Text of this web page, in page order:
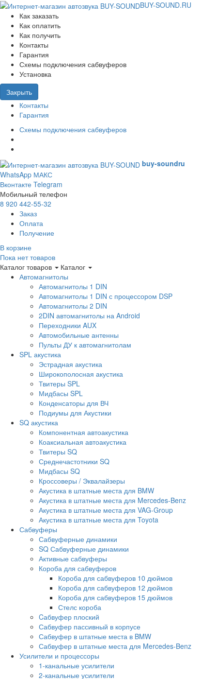
BUY-SOUND.RU
Как заказать
Как оплатить
Как получить
Контакты
Гарантия
Схемы подключения сабвуферов
Установка
Закрыть
Контакты
Гарантия
Схемы подключения сабвуферов
buy-soundru
WhatsApp МАКС
Вконтакте Telegram
Мобильный телефон
8 920 442-55-32
Заказ
Оплата
Получение
В корзине
Пока нет товаров
Каталог товаров
Каталог
Автомагнитолы
Автомагнитолы 1 DIN
Автомагнитолы 1 DIN с процессором DSP
Автомагнитолы 2 DIN
2DIN автомагнитолы на Android
Переходники AUX
Автомобильные антенны
Пульты ДУ к автомагнитолам
SPL акустика
Эстрадная акустика
Широкополосная акустика
Твитеры SPL
Мидбасы SPL
Конденсаторы для ВЧ
Подиумы для Акустики
SQ акустика
Компонентная автоакустика
Коаксиальная автоакустика
Твитеры SQ
Среднечастотники SQ
Мидбасы SQ
Кроссоверы / Эквалайзеры
Акустика в штатные места для BMW
Акустика в штатные места для Mercedes-Benz
Акустика в штатные места для VAG-Group
Акустика в штатные места для Toyota
Сабвуферы
Сабвуферные динамики
SQ Сабвуферные динамики
Активные сабвуферы
Короба для сабвуферов
Короба для сабвуферов 10 дюймов
Короба для сабвуферов 12 дюймов
Короба для сабвуферов 15 дюймов
Стелс короба
Cабвуфер плоский
Сабвуфер пассивный в корпусе
Сабвуфер в штатные места в BMW
Сабвуфер в штатные места для Mercedes-Benz
Усилители и процессоры
1-канальные усилители
2-канальные усилители